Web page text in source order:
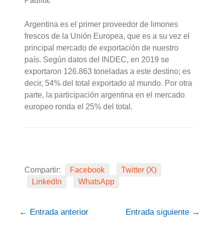
Argentina es el primer proveedor de limones
frescos de la Unión Europea, que es a su vez el
principal mercado de exportación de nuestro
país. Según datos del INDEC, en 2019 se
exportaron 126.863 toneladas a este destino; es
decir, 54% del total exportado al mundo. Por otra
parte, la participación argentina en el mercado
europeo ronda el 25% del total.
Compartir: Facebook
Twitter (X)
LinkedIn
WhatsApp
← Entrada anterior Entrada siguiente →